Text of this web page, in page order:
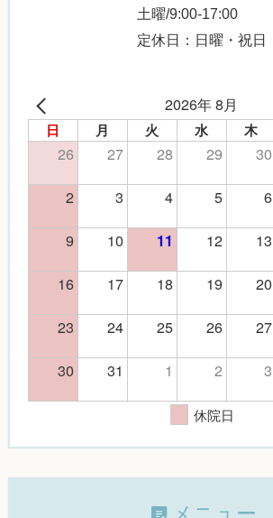
土曜/9:00-17:00
定休日：日曜・祝日
2026年 8月
日 月 火 水 木
26 27 28 29 30
2
3 4 5 6
9
10 11 12 13
16
17 18 19 20
23
24 25 26 27
30
31 1 2 3
休院日